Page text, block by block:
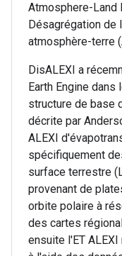
Atmosphere-Land
Désagrégation de
atmosphère-terre
DisALEXI a
Earth Engine dans
structure de base
décrite par
ALEXI
spécifiquement
surface terrestre
provenant de
orbite polaire à
des cartes
ensuite l'ET